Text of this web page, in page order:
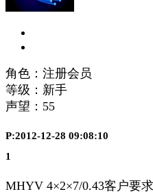
角色：注册会员
等级：新手
声望： 55
P:2012-12-28 09:08:10
1
MHYV 4×2×7/0.43客户要